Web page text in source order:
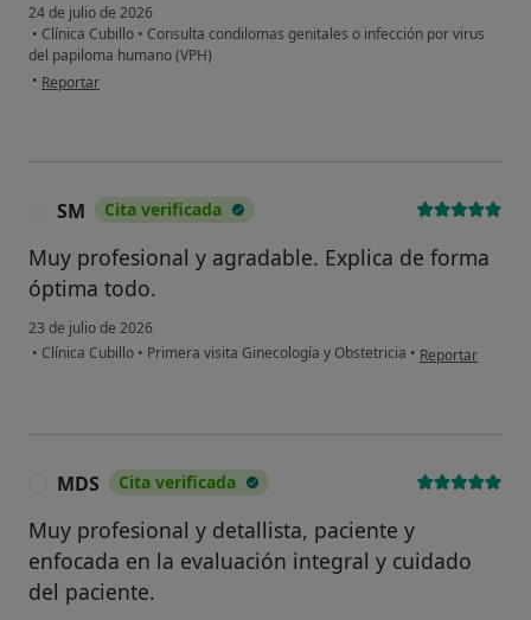
24 de julio de 2026
• Clínica Cubillo • Consulta condilomas genitales o infección por virus
del papiloma humano (VPH)
• en opinión del usuario Marcelo
Reportar
SM Cita verificada
Muy profesional y agradable. Explica de forma
óptima todo.
23 de julio de 2026
• Clínica Cubillo • Primera visita Ginecología y Obstetricia • en opinión del
Reportar
MDS Cita verificada
Muy profesional y detallista, paciente y
enfocada en la evaluación integral y cuidado
del paciente.
Sí, una vez
Continuar